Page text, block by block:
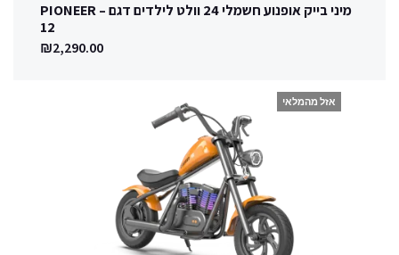
מיני בייק אופנוע חשמלי 24 וולט לילדים דגם – PIONEER
12
₪2,290.00
אזל מהמלאי